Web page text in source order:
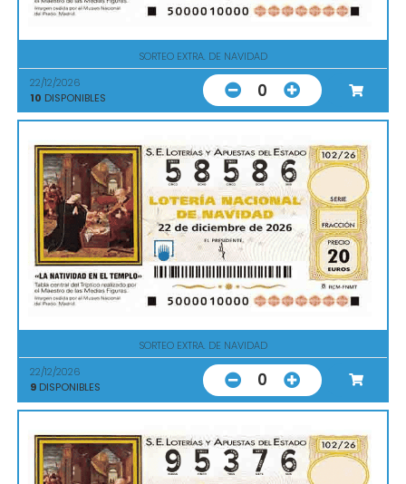
SORTEO EXTRA. DE NAVIDAD
22/12/2026
10 DISPONIBLES 0
SORTEO EXTRA. DE NAVIDAD
22/12/2026
9 DISPONIBLES 0